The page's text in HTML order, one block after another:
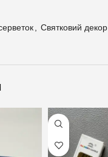
Святковий декор